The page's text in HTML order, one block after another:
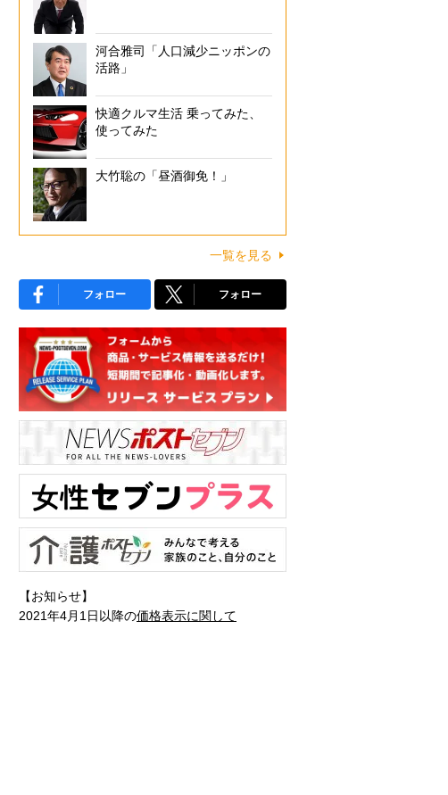
河合雅司「人口減少ニッポンの
活路」
快適クルマ生活 乗ってみた、
使ってみた
大竹聡の「昼酒御免！」
一覧を見る
フォロー フォロー
【お知らせ】
2021年4月1日以降の価格表示に関して